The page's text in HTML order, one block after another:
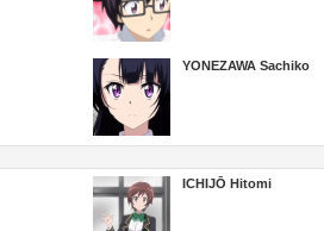
YONEZAWA Sachiko
ICHIJŌ Hitomi